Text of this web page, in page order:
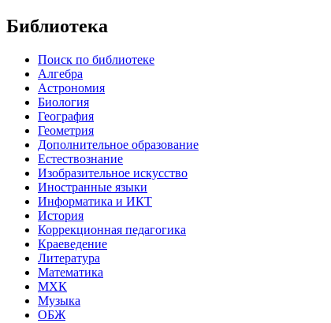
Библиотека
Поиск по библиотеке
Алгебра
Астрономия
Биология
География
Геометрия
Дополнительное образование
Естествознание
Изобразительное искусство
Иностранные языки
Информатика и ИКТ
История
Коррекционная педагогика
Краеведение
Литература
Математика
МХК
Музыка
ОБЖ